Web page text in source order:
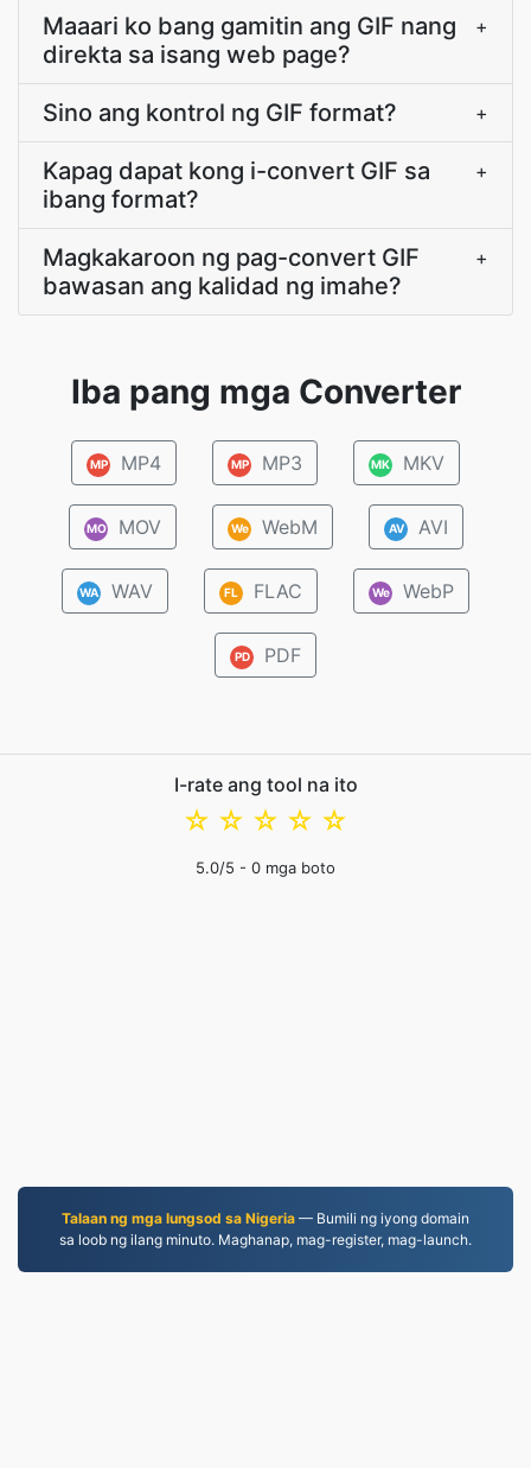
Maaari ko bang gamitin ang GIF nang
direkta sa isang web page?
+
Sino ang kontrol ng GIF format? +
Kapag dapat kong i-convert GIF sa
ibang format?
+
Magkakaroon ng pag-convert GIF
bawasan ang kalidad ng imahe?
+
Iba pang mga Converter
MP MP4 MP MP3 MK MKV
MO MOV We WebM AV AVI
WA WAV FL FLAC We WebP
PD PDF
I-rate ang tool na ito
☆
☆
☆
☆
☆
5.0/5 - 0 mga boto
Talaan ng mga lungsod sa Nigeria — Bumili ng iyong domain
sa loob ng ilang minuto. Maghanap, mag-register, mag-launch.